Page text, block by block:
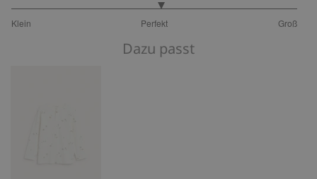
Klein Perfekt Groß
von
Dazu passt